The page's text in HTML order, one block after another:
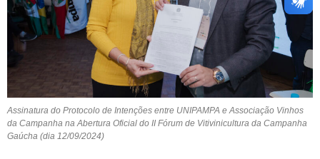
Assinatura do Protocolo de Intenções entre UNIPAMPA e Associação Vinhos
da Campanha na Abertura Oficial do II Fórum de Vitivinicultura da Campanha
Gaúcha (dia 12/09/2024)